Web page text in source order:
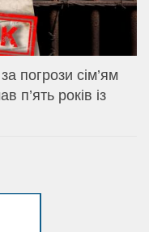
погрози сім’ям
п’ять років із